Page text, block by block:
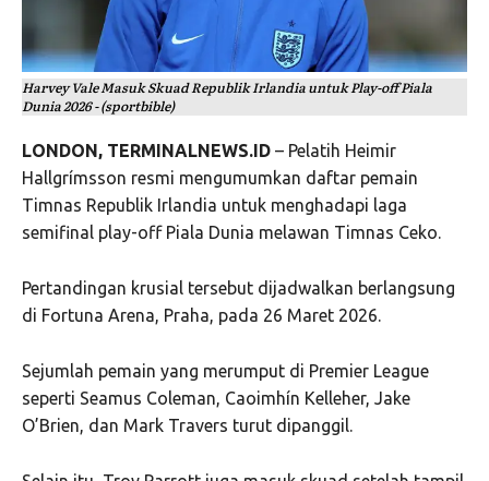
Harvey Vale Masuk Skuad Republik Irlandia untuk Play-off Piala
Dunia 2026 - (sportbible)
LONDON, TERMINALNEWS.ID – Pelatih Heimir
Hallgrímsson resmi mengumumkan daftar pemain
Timnas Republik Irlandia untuk menghadapi laga
semifinal play-off Piala Dunia melawan Timnas Ceko.
Pertandingan krusial tersebut dijadwalkan berlangsung
di Fortuna Arena, Praha, pada 26 Maret 2026.
Sejumlah pemain yang merumput di Premier League
seperti Seamus Coleman, Caoimhín Kelleher, Jake
O’Brien, dan Mark Travers turut dipanggil.